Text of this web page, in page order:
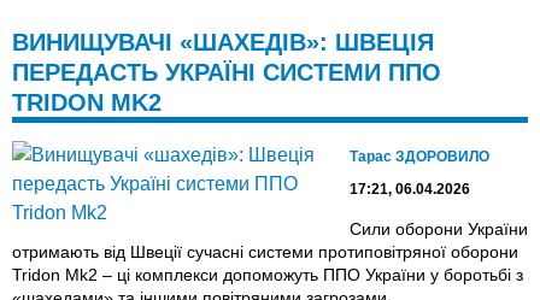
ВИНИЩУВАЧІ «ШАХЕДІВ»: ШВЕЦІЯ
ПЕРЕДАСТЬ УКРАЇНІ СИСТЕМИ ППО
TRIDON MK2
Тарас ЗДОРОВИЛО
17:21, 06.04.2026
Сили оборони України
отримають від Швеції сучасні системи протиповітряної оборони
Tridon Mk2 – ці комплекси допоможуть ППО України у боротьбі з